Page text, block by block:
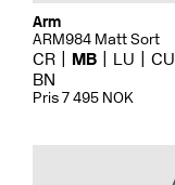
Arm
ARM984 Matt Sort
CR MB LU CU
BN
Pris 7 495 NOK